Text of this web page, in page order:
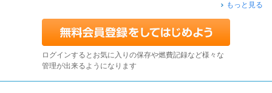
もっと見る
ログインするとお気に入りの保存や燃費記録など様々な
管理が出来るようになります